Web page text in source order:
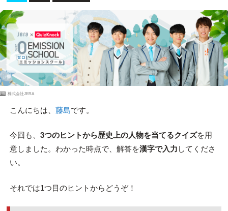
PR 株式会社JERA
こんにちは、 藤島です。
今回も、 3つのヒントから歴史上の人物を当てるクイズを用
意しました。わかった時点で、解答を漢字で入力 してくださ
い。
それでは1つ目のヒントからどうぞ！